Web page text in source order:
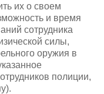
их о своем
и время
сотрудника
силы,
оружия в
полиции,